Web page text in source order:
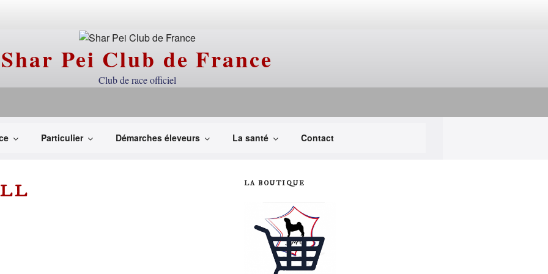
Shar Pei Club de France
Club de race officiel
Particulier Démarches éleveurs La santé Contact
LA BOUTIQUE